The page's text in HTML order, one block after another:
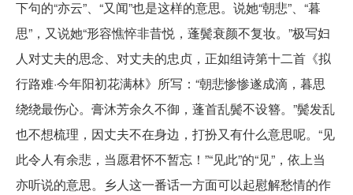
下句的“亦云”、“又闻”也是这样的意思。说她“朝悲”、“暮
思”，又说她“形容憔悴非昔悦，蓬鬓衰颜不复妆。”极写妇
人对丈夫的思念、对丈夫的忠贞，正如组诗第十二首《拟
行路难·今年阳初花满林》所写：“朝悲惨惨遂成滴，暮思
绕绕最伤心。膏沐芳余久不御，蓬首乱鬓不设簪。”鬓发乱
也不想梳理，因丈夫不在身边，打扮又有什么意思呢。“见
此令人有余悲，当愿君怀不暂忘！”“见此”的“见”，依上当
亦听说的意思。乡人这一番话一方面可以起慰解愁情的作